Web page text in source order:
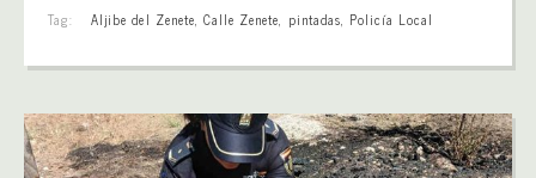
Tag: Aljibe del Zenete, Calle Zenete, pintadas, Policía Local